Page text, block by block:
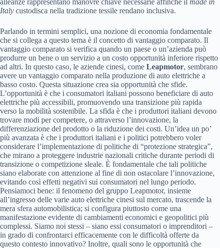
alleanze rappresentano manovre chiave necessarie affinché il made in
Italy custodisca nella tradizione tessile rendano inclusiva.
Parlando in termini semplici, una nozione di economia fondamentale
che si collega a questo tema è il concetto di vantaggio comparato. Il
vantaggio comparato si verifica quando un paese o un’azienda può
produrre un bene o un servizio a un costo opportunità inferiore rispetto
ad altri. In questo caso, le aziende cinesi, come Leapmotor, sembrano
avere un vantaggio comparato nella produzione di auto elettriche a
basso costo. Questa situazione crea sia opportunità che sfide.
L’opportunità è che i consumatori italiani possono beneficiare di auto
elettriche più accessibili, promuovendo una transizione più rapida
verso la mobilità sostenibile. La sfida è che i produttori italiani devono
trovare modi per competere, o attraverso l’innovazione, la
differenziazione del prodotto o la riduzione dei costi. Un’idea un po’
più avanzata è che i produttori italiani e i politici potrebbero voler
considerare l’implementazione di politiche di “protezione strategica”,
che mirano a proteggere industrie nazionali critiche durante periodi di
transizione o competizione sleale. È fondamentale che tali politiche
siano elaborate con attenzione al fine di non ostacolare l’innovazione,
evitando così effetti negativi sui consumatori nel lungo periodo.
Pensiamoci bene: il fenomeno del gruppo Leapmotor, insieme
all’ingresso delle varie auto elettriche cinesi sul mercato, trascende la
mera sfera automobilistica; si configura piuttosto come una
manifestazione evidente di cambiamenti economici e geopolitici più
complessi. Siamo noi stessi – siano essi consumatori o imprenditori –
in grado di confrontarci efficacemente con le difficoltà offerte da
questo contesto innovativo? Inoltre, quali sono le opportunità che